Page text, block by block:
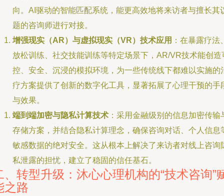
向。AI驱动的智能匹配系统，能更高效地将来访者与擅长其
题的咨询师进行对接。
增强现实（AR）与虚拟现实（VR）技术应用 ：在暴露疗法
放松训练、社交技能训练等特定场景下，AR/VR技术能创造
控、安全、沉浸的模拟环境，为一些传统线下都难以实施的
疗方案提供了创新的数字化工具，显著拓展了心理干预的手
与效果。
端到端加密与隐私计算技术 ：采用金融级别的信息加密传输
存储方案，并结合隐私计算理念，确保咨询对话、个人信息
敏感数据的绝对安全。这从根本上解决了来访者对线上咨询
私泄露的担忧，建立了稳固的信任基石。
、转型升级：沐心心理机构的“技术咨询”
之路